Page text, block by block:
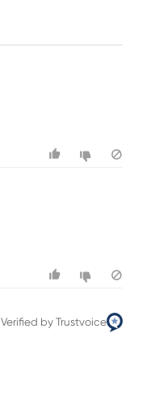
Verified by Trustvoice